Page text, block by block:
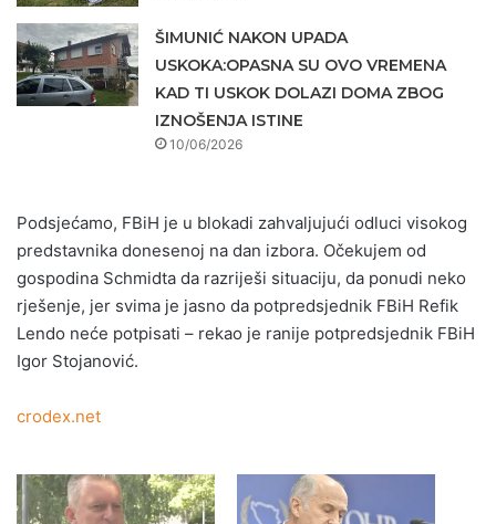
ŠIMUNIĆ NAKON UPADA
USKOKA:OPASNA SU OVO VREMENA
KAD TI USKOK DOLAZI DOMA ZBOG
IZNOŠENJA ISTINE
10/06/2026
Podsjećamo, FBiH je u blokadi zahvaljujući odluci visokog
predstavnika donesenoj na dan izbora. Očekujem od
gospodina Schmidta da razriješi situaciju, da ponudi neko
rješenje, jer svima je jasno da potpredsjednik FBiH Refik
Lendo neće potpisati – rekao je ranije potpredsjednik FBiH
Igor Stojanović.
crodex.net